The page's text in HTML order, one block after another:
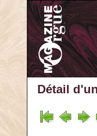
Détail